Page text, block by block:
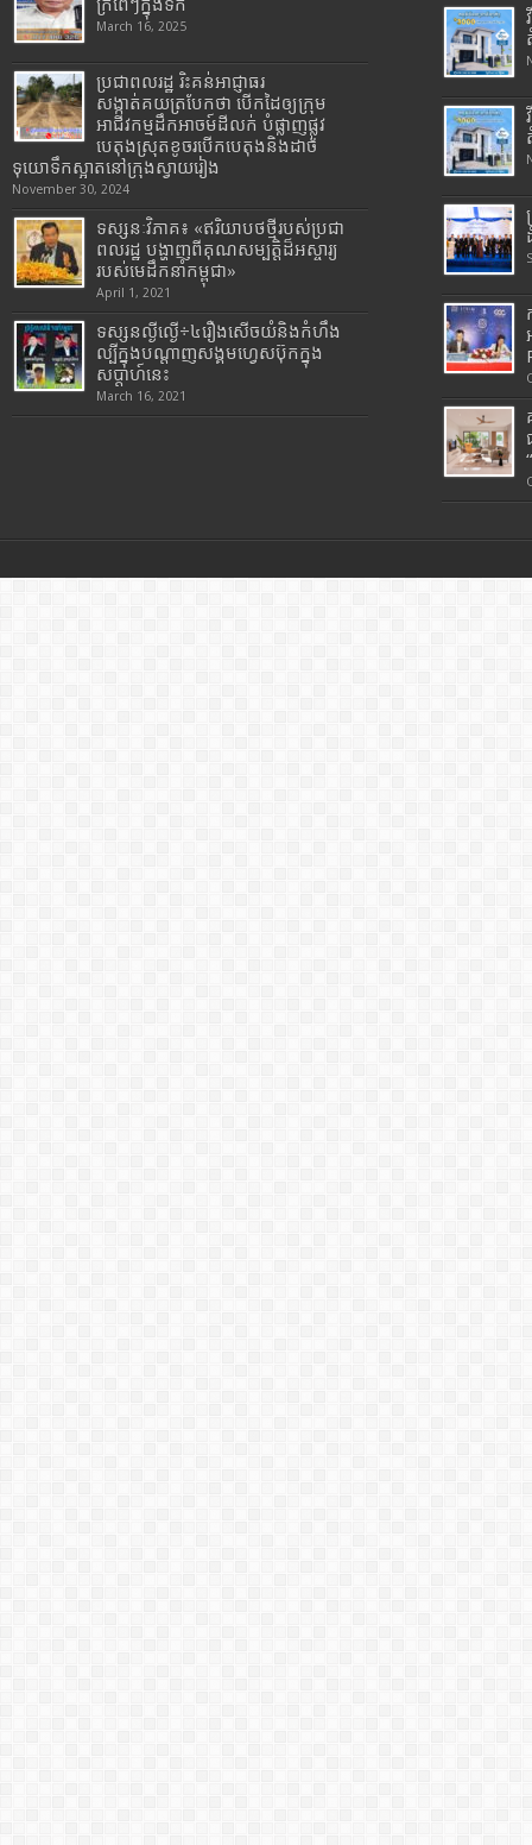
ក្រពើៗក្នុងទឹក
March 16, 2025
ប្រជាពលរដ្ឋ រិះគន់អាជ្ញាធរ
សង្កាត់គយត្របែកថា បើកដៃឲ្យក្រុម
អាជីវកម្មដឹកអាចម៍ដីលក់ បំផ្លាញផ្លូវ
បេតុងស្រុតខូចរបើកបេតុងនិងដាច់
ទុយោទឹកស្អាតនៅក្រុងស្វាយរៀង
November 30, 2024
ទស្សនៈវិភាគ៖ «ឥរិយាបថថ្មីរបស់ប្រជា
ពលរដ្ឋ បង្ហាញពីគុណសម្បត្តិដ៏អស្ចារ្យ
របស់មេដឹកនាំកម្ពុជា»
April 1, 2021
ទស្សនល្ងីល្ងើ÷៤រឿងសើចយំនិងកំហឹង
ល្បីក្នុងបណ្តាញសង្គមហ្វេសប៊ុកក្នុង
សប្តាហ៍នេះ
March 16, 2021